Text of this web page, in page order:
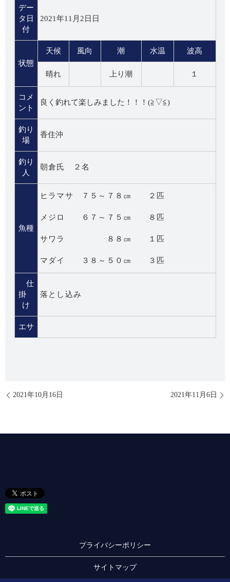
デー
タ日
付
2021年11月2日日
状態
天候 風向 潮 水温 波高
晴れ 上り潮 １
コメ
ント
良く釣れて楽しみました！！！(≧▽≦)
釣り
場
香住沖
釣り
人
朝倉氏 ２名
魚種
ヒラマサ ７５～７８㎝ ２匹
メジロ ６７～７５㎝ ８匹
サワラ ８８㎝ １匹
マダイ ３８～５０㎝ ３匹
仕
掛
け
落とし込み
エサ
2021年10月16日 2021年11月6日
プライバシーポリシー
サイトマップ